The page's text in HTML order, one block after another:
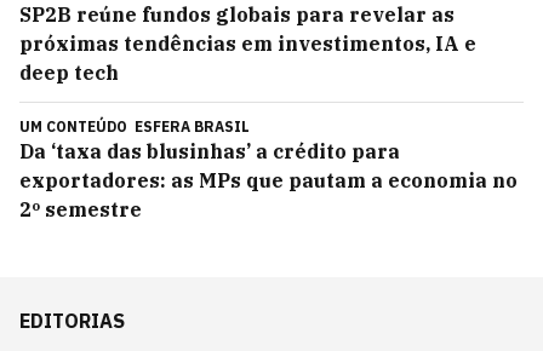
SP2B reúne fundos globais para revelar as
próximas tendências em investimentos, IA e
deep tech
UM CONTEÚDO ESFERA BRASIL
Da ‘taxa das blusinhas’ a crédito para
exportadores: as MPs que pautam a economia no
2º semestre
EDITORIAS